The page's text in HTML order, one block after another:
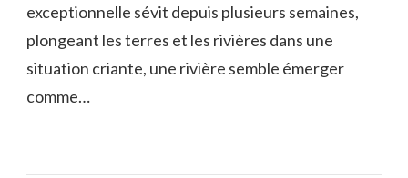
exceptionnelle sévit depuis plusieurs semaines,
plongeant les terres et les rivières dans une
situation criante, une rivière semble émerger
comme…